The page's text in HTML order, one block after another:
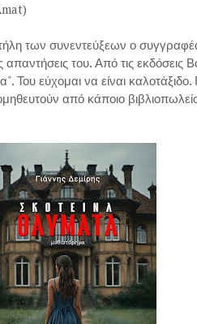
των συνεντεύξεων ο
του. Από τις εκδόσεις
Του εύχομαι να είναι
από κάποιο